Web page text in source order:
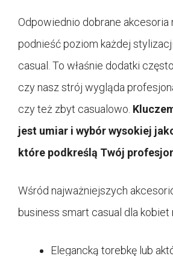
Odpowiednio dobrane
podnieść poziom każdej
casual. To właśnie dodatki
czy nasz strój wygląda
czy też zbyt casualowo.
jest umiar i wybór wysokiej
które podkreślą Twój
Wśród najważniejszych
business smart casual dla
Elegancką torebkę lub